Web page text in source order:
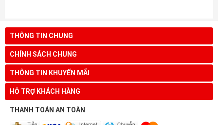
THÔNG TIN CHUNG
CHÍNH SÁCH CHUNG
THÔNG TIN KHUYẾN MÃI
HỖ TRỢ KHÁCH HÀNG
THANH TOÁN AN TOÀN